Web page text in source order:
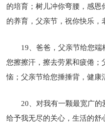
的培育；树儿冲你弯腰，感
的养育，父亲节，祝你快乐，
19、爸爸，父亲节给您
您擦擦汗，擦去劳累和疲倦
恼；父亲节给您捶捶背，健康
20、对我有一颗最宽广
给予我无尽的关心，生活的